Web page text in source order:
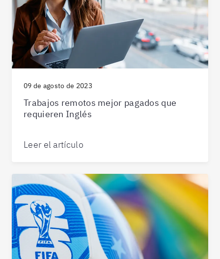
09 de agosto de 2023
Trabajos remotos mejor pagados que
requieren Inglés
Leer el artículo